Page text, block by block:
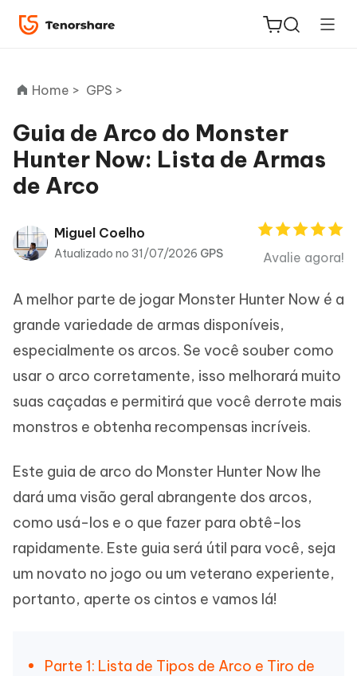
ReiBoot
for iOS
PDNob
PDF
iAnyGo
Home > GPS >
Guia de Arco do Monster
Hunter Now: Lista de Armas
de Arco
Miguel Coelho
Atualizado no 31/07/2026 GPS Avalie agora!
A melhor parte de jogar Monster Hunter Now é a
grande variedade de armas disponíveis,
especialmente os arcos. Se você souber como
usar o arco corretamente, isso melhorará muito
suas caçadas e permitirá que você derrote mais
monstros e obtenha recompensas incríveis.
Este guia de arco do Monster Hunter Now lhe
dará uma visão geral abrangente dos arcos,
como usá-los e o que fazer para obtê-los
rapidamente. Este guia será útil para você, seja
um novato no jogo ou um veterano experiente,
portanto, aperte os cintos e vamos lá!
Parte 1: Lista de Tipos de Arco e Tiro de